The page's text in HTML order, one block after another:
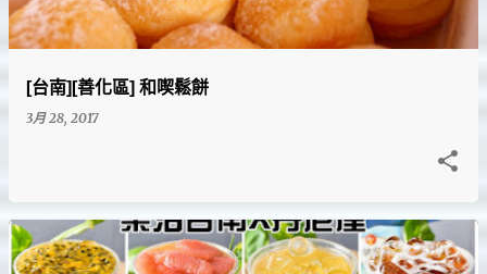
[台南][善化區] 和喫鬆餅
3月 28, 2017